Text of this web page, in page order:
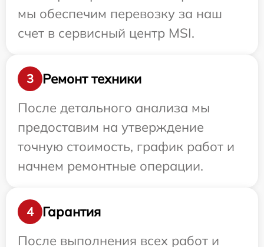
мы обеспечим перевозку за наш
счет в сервисный центр MSI.
3
Ремонт техники
После детального анализа мы
предоставим на утверждение
точную стоимость, график работ и
начнем ремонтные операции.
4
Гарантия
После выполнения всех работ и